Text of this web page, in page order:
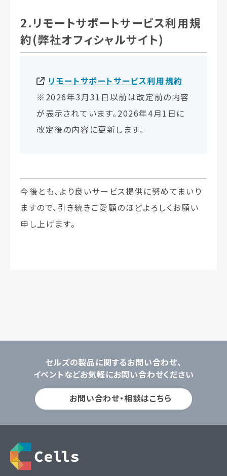
2.リモートサポートサービス利用規
約(弊社オフィシャルサイト)
リモートサポートサービス利用規約
※2026年3月31日以前は改定前の内容
が表示されています。2026年4月1日に
改定後の内容に更新します。
今後とも、より良いサービス提供に努めてまいり
ますので、引き続きご愛顧のほどよろしくお願い
申し上げます。
セルズの製品に関するお問い合わせ、
イベントなどお気軽にお問い合わせください
お問い合わせ・相談はこちら